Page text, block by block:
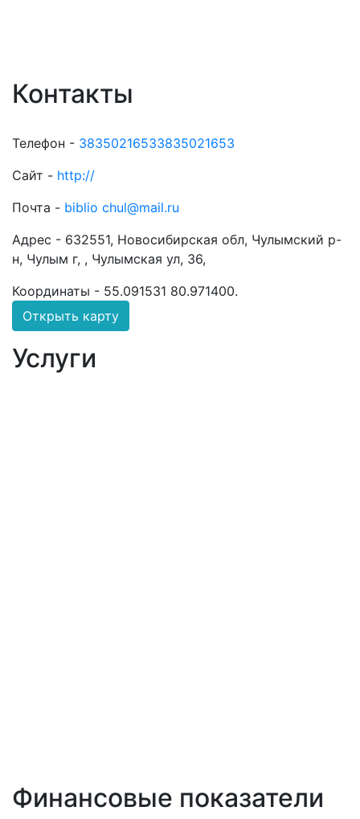
Контакты
Телефон - 38350216533835021653
Сайт - http://
Почта - biblio chul@mail.ru
Адрес - 632551, Новосибирская обл, Чулымский р-
н, Чулым г, , Чулымская ул, 36,
Координаты - 55.091531 80.971400.
Открыть карту
Услуги
Финансовые показатели